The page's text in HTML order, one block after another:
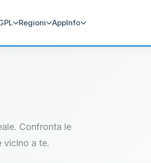
Regioni AppInfo
Confronta le
vicino a te.